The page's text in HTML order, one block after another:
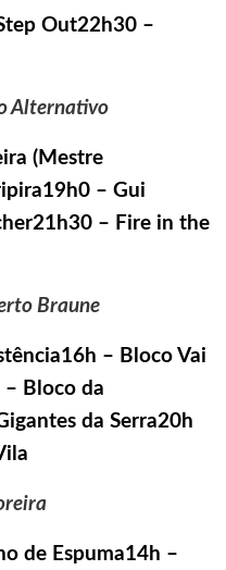
Out22h30 –
Alternativo
(Mestre
– Gui
– Fire in the
Braune
– Bloco Vai
Bloco da
da Serra20h
de Espuma14h –